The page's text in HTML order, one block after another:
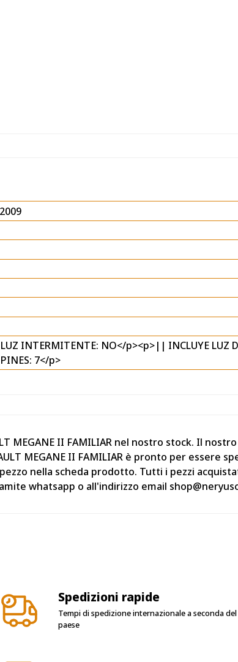
INTERMITENTE: NO</p><p>|| INCLUYE LUZ
7</p>
MEGANE II FAMILIAR nel nostro stock. Il
MEGANE II FAMILIAR è pronto per
nella scheda prodotto. Tutti i pezzi
whatsapp o all'indirizzo email
Spedizioni rapide
Tempi di spedizione internazionale a seconda del
paese